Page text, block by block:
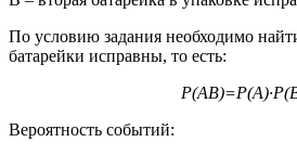
По условию задания необходимо
батарейки исправны, то есть:
Вероятность событий: